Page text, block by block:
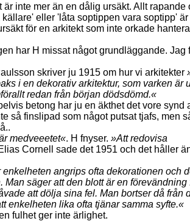
inte mer än en dålig ursäkt. Allt rapande
eller 'låta soptippen vara soptipp' är
för en arkitekt som inte orkade hantera
har H missat något grundläggande. Jag
skriver ju 1915 om hur vi arkitekter
i en dekorativ arkitektur, som varken är
redan från början dödsdömd.«
betong har ju en äkthet det vore synd
så finslipad som något putsat tjafs, men
medveeetet«. H fnyser. »Att redovisa
Cornell sade det 1951 och det håller
enkelheten angrips ofta dekorationen och
Man säger att den blott är en förevändning
att dölja sina fel. Man bortser då från
enkelheten lika ofta tjänar samma syfte.«
fulhet ger inte ärlighet.